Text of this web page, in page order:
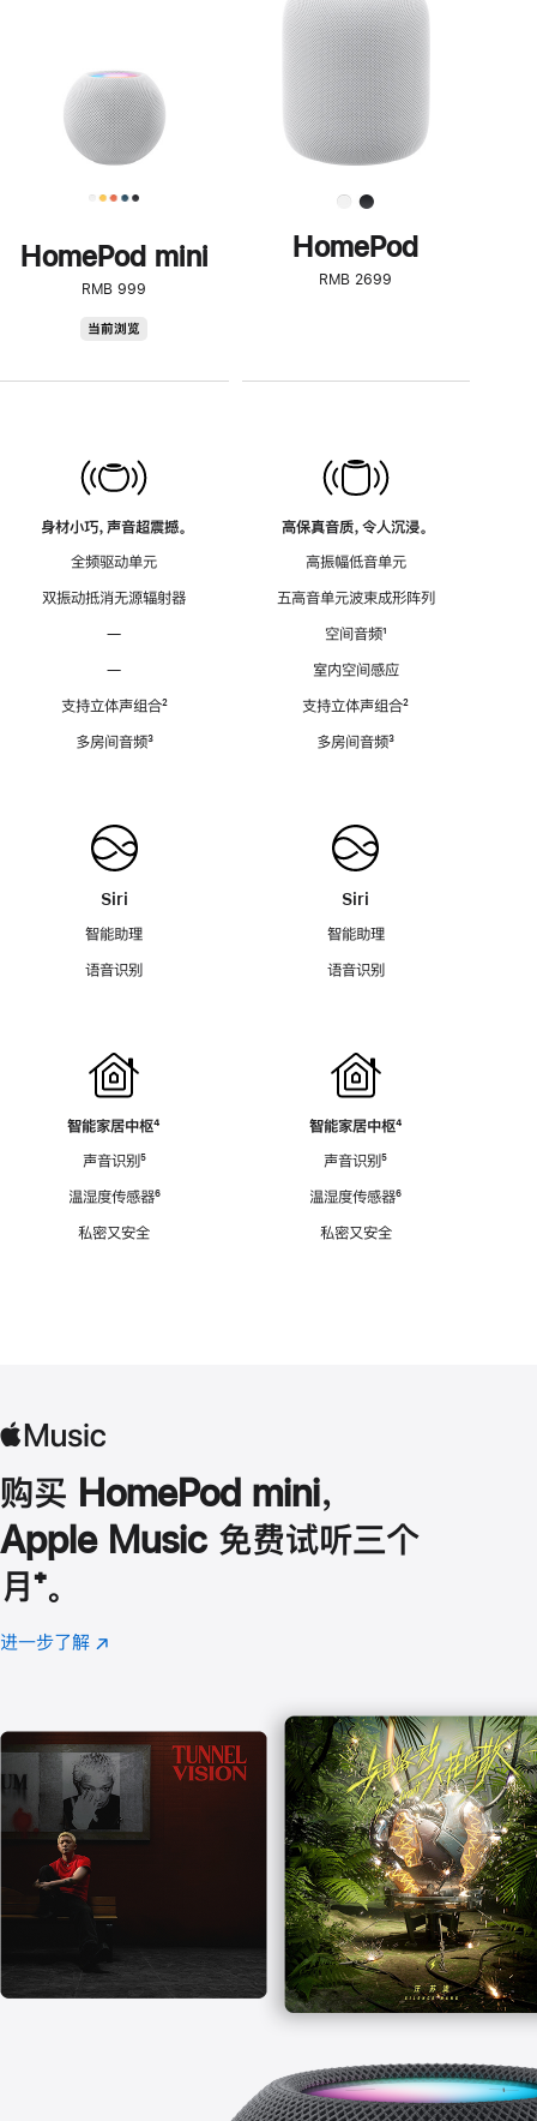
HomePod mini
RMB 999
当前浏览
身材小巧，声音超震撼。
全频驱动单元
双振动抵消无源辐射器
—
—
支持立体声组合脚
²
多房间音频脚
³
Siri
智能助理
语音识别
智能家居中枢脚
⁴
声音识别脚
⁵
温湿度传感器脚
⁶
私密又安全
了
解
HomePod<
HomePod
RMB 2699
高保真音质，令人沉浸。
高振幅低音单元
五高音单元波束成形阵列
空间音频脚
¹
室内空间感应
支持立体声组合脚
²
多房间音频脚
³
Siri
智能助理
语音识别
智能家居中枢脚
⁴
声音识别脚
⁵
温湿度传感器脚
⁶
私密又安全
购买 HomePod mini，
Apple Music 免费试听三个
月 脚
注
⁺。
进一步了解 Apple
(在
口
中
打
开)